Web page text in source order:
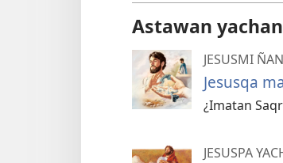
Astawan
JESUSMI
Jesusqa
¿Imatan
JESUSPA